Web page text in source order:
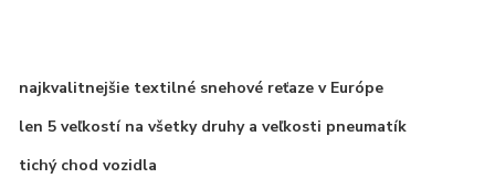
najkvalitnejšie textilné snehové reťaze v Európe
len 5 veľkostí na všetky druhy a veľkosti pneumatík
tichý chod vozidla